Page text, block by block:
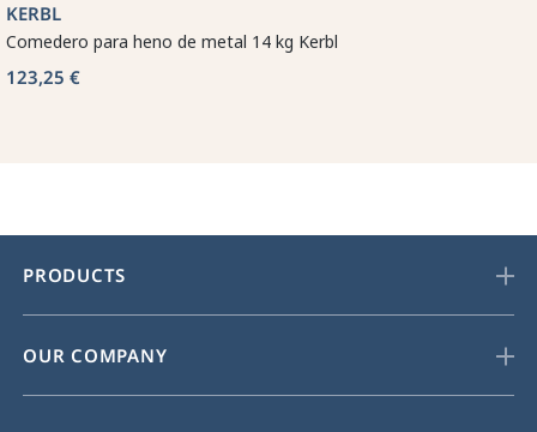
KERBL
Comedero para heno de metal 14 kg Kerbl
123,25 €
PRODUCTS
OUR COMPANY